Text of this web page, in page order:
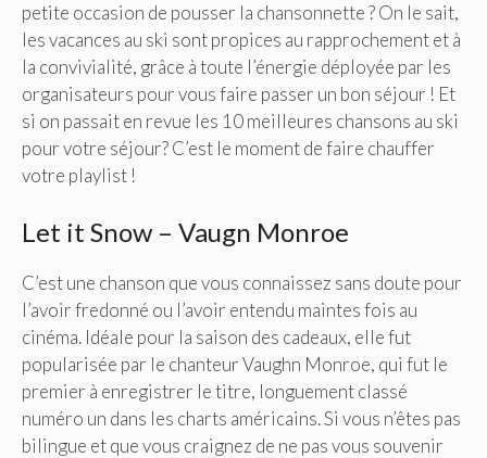
petite occasion de pousser la chansonnette ? On le sait,
les vacances au ski sont propices au rapprochement et à
la convivialité, grâce à toute l’énergie déployée par les
organisateurs pour vous faire passer un bon séjour ! Et
si on passait en revue les 10 meilleures chansons au ski
pour votre séjour? C’est le moment de faire chauffer
votre playlist !
Let it Snow – Vaugn Monroe
C’est une chanson que vous connaissez sans doute pour
l’avoir fredonné ou l’avoir entendu maintes fois au
cinéma. Idéale pour la saison des cadeaux, elle fut
popularisée par le chanteur Vaughn Monroe, qui fut le
premier à enregistrer le titre, longuement classé
numéro un dans les charts américains. Si vous n’êtes pas
bilingue et que vous craignez de ne pas vous souvenir